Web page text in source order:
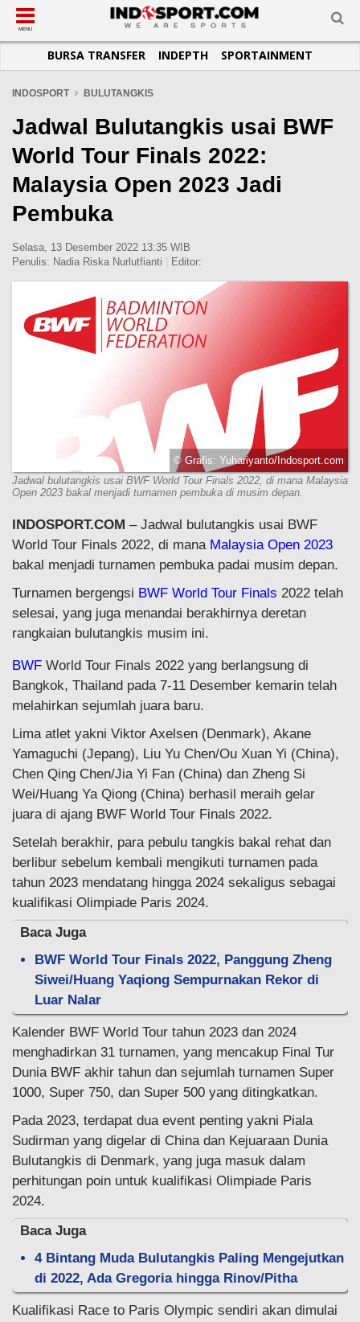
SUB-MENU
SEPAKBOLA
LIGA INGGRIS
LIGA ITALIA
LIGA SPANYOL
LIGA CHAMPIONS
LIGA JERMAN
LIGA EUROPA
SUB-MENU
SPORTAINMENT
SUB-MENU
OTOMOTIF
OTOMANIA
SUB-MENU
BASKET
FUTSAL
OLIMPIK
E-SPORT
SUB-MENU
JADWAL
SUB-MENU
TOPIK HARI INI
INFOGRAFIS
GALERI FOTO
TEMPAT OLAHRAGA
PASUKAN SEHAT
KOMUNITAS SEHAT
MENU
BURSA TRANSFER INDEPTH SPORTAINMENT
INDOSPORT BULUTANGKIS
Jadwal Bulutangkis usai BWF
World Tour Finals 2022:
Malaysia Open 2023 Jadi
Pembuka
Selasa, 13 Desember 2022 13:35 WIB
Penulis: Nadia Riska Nurlutfianti Editor:
© Grafis: Yuhariyanto/Indosport.com
Jadwal bulutangkis usai BWF World Tour Finals 2022, di mana Malaysia
Open 2023 bakal menjadi turnamen pembuka di musim depan.
INDOSPORT.COM – Jadwal bulutangkis usai BWF
World Tour Finals 2022, di mana Malaysia Open 2023
bakal menjadi turnamen pembuka padai musim depan.
Turnamen bergengsi BWF World Tour Finals 2022 telah
selesai, yang juga menandai berakhirnya deretan
rangkaian bulutangkis musim ini.
BWF World Tour Finals 2022 yang berlangsung di
Bangkok, Thailand pada 7-11 Desember kemarin telah
melahirkan sejumlah juara baru.
Lima atlet yakni Viktor Axelsen (Denmark), Akane
Yamaguchi (Jepang), Liu Yu Chen/Ou Xuan Yi (China),
Chen Qing Chen/Jia Yi Fan (China) dan Zheng Si
Wei/Huang Ya Qiong (China) berhasil meraih gelar
juara di ajang BWF World Tour Finals 2022.
Setelah berakhir, para pebulu tangkis bakal rehat dan
berlibur sebelum kembali mengikuti turnamen pada
tahun 2023 mendatang hingga 2024 sekaligus sebagai
kualifikasi Olimpiade Paris 2024.
Baca Juga
BWF World Tour Finals 2022, Panggung Zheng
Siwei/Huang Yaqiong Sempurnakan Rekor di
Luar Nalar
Kalender BWF World Tour tahun 2023 dan 2024
menghadirkan 31 turnamen, yang mencakup Final Tur
Dunia BWF akhir tahun dan sejumlah turnamen Super
1000, Super 750, dan Super 500 yang ditingkatkan.
Pada 2023, terdapat dua event penting yakni Piala
Sudirman yang digelar di China dan Kejuaraan Dunia
Bulutangkis di Denmark, yang juga masuk dalam
perhitungan poin untuk kualifikasi Olimpiade Paris
2024.
Baca Juga
4 Bintang Muda Bulutangkis Paling Mengejutkan
di 2022, Ada Gregoria hingga Rinov/Pitha
Kualifikasi Race to Paris Olympic sendiri akan dimulai